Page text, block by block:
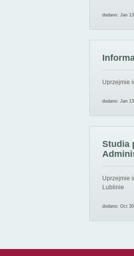
dodano: Jan
Uprzejmie
dodano: Jan
Studia
Uprzejmie
Lublinie
dodano: Oct